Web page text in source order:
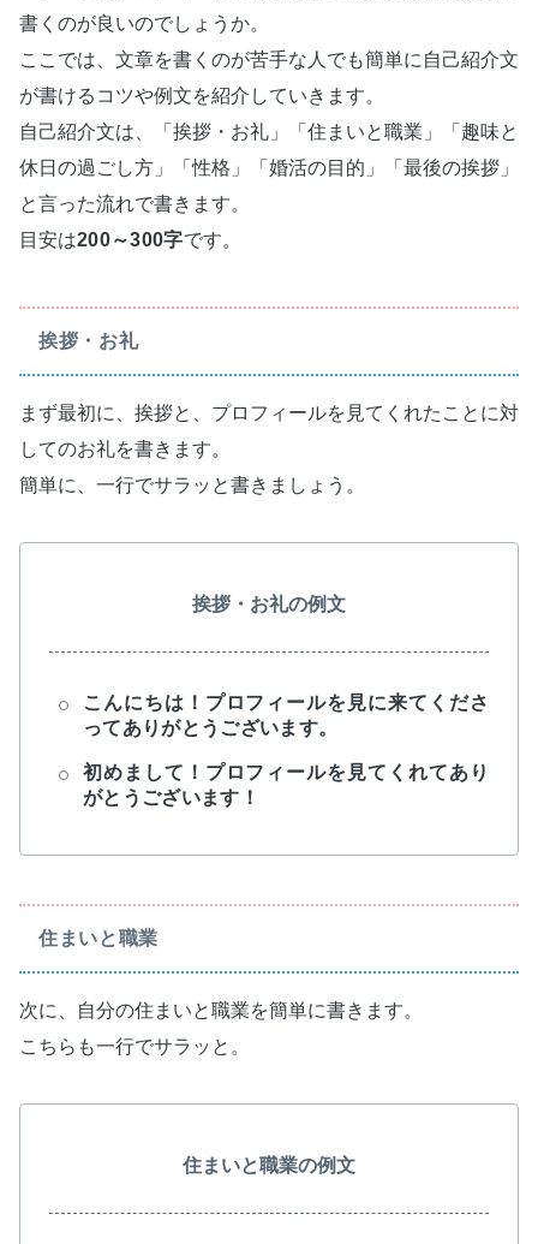
書くのが良いのでしょうか。
ここでは、文章を書くのが苦手な人でも簡単に自己紹介文
が書けるコツや例文を紹介していきます。
自己紹介文は、「挨拶・お礼」「住まいと職業」「趣味と
休日の過ごし方」「性格」「婚活の目的」「最後の挨拶」
と言った流れで書きます。
目安は200～300字です。
挨拶・お礼
まず最初に、挨拶と、プロフィールを見てくれたことに対
してのお礼を書きます。
簡単に、一行でサラッと書きましょう。
挨拶・お礼の例文
こんにちは！プロフィールを見に来てくださ
ってありがとうございます。
初めまして！プロフィールを見てくれてあり
がとうございます！
住まいと職業
次に、自分の住まいと職業を簡単に書きます。
こちらも一行でサラッと。
住まいと職業の例文